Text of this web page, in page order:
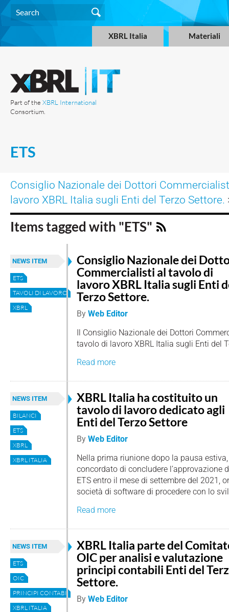
XBRL Italia Materiali
Part of the XBRL International
Consortium.
ETS
Consiglio Nazionale dei Dottori
lavoro XBRL Italia sugli Enti del Terzo Settore.
Items tagged with "ETS"
NEWS ITEM
ETS
TAVOLI DI LAVORO
XBRL
Consiglio Nazionale dei
Commercialisti al tavolo di
lavoro XBRL Italia sugli Enti
Terzo Settore.
By Web Editor
Il Consiglio Nazionale dei Dottori
tavolo di lavoro XBRL Italia sugli Enti del
Read more
NEWS ITEM
BILANCI
ETS
XBRL
XBRL ITALIA
XBRL Italia ha costituito un
tavolo di lavoro dedicato agli
Enti del Terzo Settore
By Web Editor
Nella prima riunione dopo la pausa
concordato di concludere l’approvazione
ETS entro il mese di settembre del 2021,
società di software di procedere con lo
Read more
NEWS ITEM
ETS
OIC
PRINCIPI CONTABILI
XBRL ITALIA
XBRL Italia parte del
OIC per analisi e valutazione
principi contabili Enti del
Settore.
By Web Editor